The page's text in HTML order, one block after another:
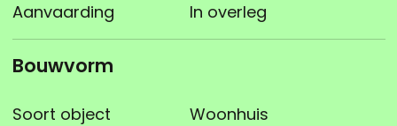
Aanvaarding In overleg
Bouwvorm
Soort object Woonhuis